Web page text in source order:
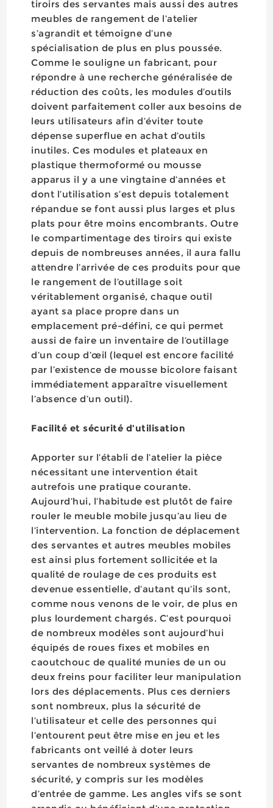
tiroirs des servantes mais aussi des autres
meubles de rangement de l’atelier
s’agrandit et témoigne d’une
spécialisation de plus en plus poussée.
Comme le souligne un fabricant, pour
répondre à une recherche généralisée de
réduction des coûts, les modules d’outils
doivent parfaitement coller aux besoins de
leurs utilisateurs afin d’éviter toute
dépense superflue en achat d’outils
inutiles. Ces modules et plateaux en
plastique thermoformé ou mousse
apparus il y a une vingtaine d’années et
dont l’utilisation s’est depuis totalement
répandue se font aussi plus larges et plus
plats pour être moins encombrants. Outre
le compartimentage des tiroirs qui existe
depuis de nombreuses années, il aura fallu
attendre l’arrivée de ces produits pour que
le rangement de l’outillage soit
véritablement organisé, chaque outil
ayant sa place propre dans un
emplacement pré-défini, ce qui permet
aussi de faire un inventaire de l’outillage
d’un coup d’œil (lequel est encore facilité
par l’existence de mousse bicolore faisant
immédiatement apparaître visuellement
l’absence d’un outil).
Facilité et sécurité d’utilisation
Apporter sur l’établi de l’atelier la pièce
nécessitant une intervention était
autrefois une pratique courante.
Aujourd’hui, l’habitude est plutôt de faire
rouler le meuble mobile jusqu’au lieu de
l’intervention. La fonction de déplacement
des servantes et autres meubles mobiles
est ainsi plus fortement sollicitée et la
qualité de roulage de ces produits est
devenue essentielle, d’autant qu’ils sont,
comme nous venons de le voir, de plus en
plus lourdement chargés. C’est pourquoi
de nombreux modèles sont aujourd’hui
équipés de roues fixes et mobiles en
caoutchouc de qualité munies de un ou
deux freins pour faciliter leur manipulation
lors des déplacements. Plus ces derniers
sont nombreux, plus la sécurité de
l’utilisateur et celle des personnes qui
l’entourent peut être mise en jeu et les
fabricants ont veillé à doter leurs
servantes de nombreux systèmes de
sécurité, y compris sur les modèles
d’entrée de gamme. Les angles vifs se sont